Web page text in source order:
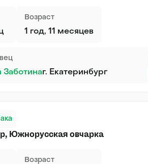
Возраст
1 год, 11 месяцев
Заботинаг. Екатеринбург
Южнорусская овчарка
Возраст